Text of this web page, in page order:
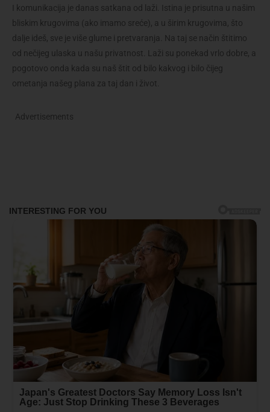
I komunikacija je danas satkana od laži. Istina je prisutna u našim
bliskim krugovima (ako imamo sreće), a u širim krugovima, što
dalje ideš, sve je više glume i pretvaranja. Na taj se način štitimo
od nečijeg ulaska u našu privatnost. Laži su ponekad vrlo dobre, a
pogotovo onda kada su naš štit od bilo kakvog i bilo čijeg
ometanja našeg plana za taj dan i život.
Advertisements